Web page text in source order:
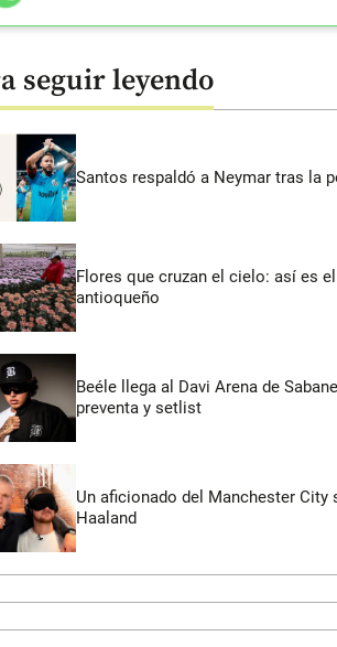
seguir leyendo
Santos respaldó a Neymar tras la
Flores que cruzan el cielo: así es
antioqueño
Beéle llega al Davi Arena de
preventa y setlist
Un aficionado del Manchester City
Haaland